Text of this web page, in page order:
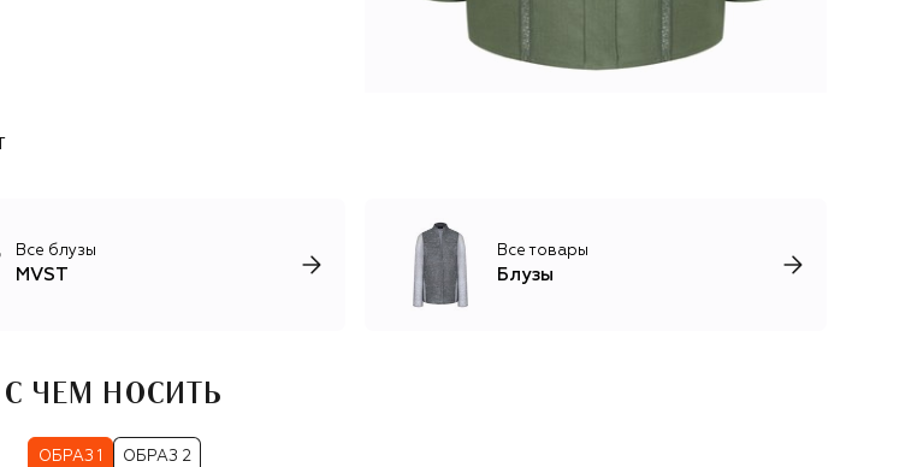
Все блузы
MVST
Все товары
Блузы
С ЧЕМ НОСИТЬ
ОБРАЗ 1 ОБРАЗ 2